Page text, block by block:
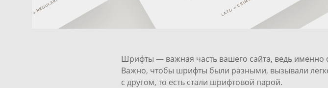
Шрифты — важная часть вашего сайта, ведь именно
Важно, чтобы шрифты были разными, вызывали
с другом, то есть стали шрифтовой парой.